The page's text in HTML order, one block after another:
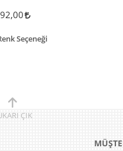
Seçeneği
ÇIK